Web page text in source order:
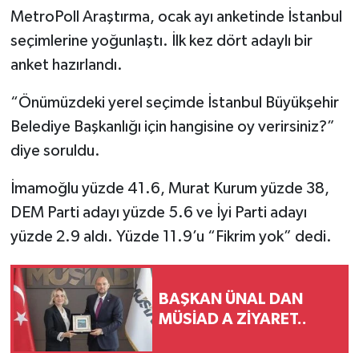
MetroPoll Araştırma, ocak ayı anketinde İstanbul
seçimlerine yoğunlaştı. İlk kez dört adaylı bir
anket hazırlandı.
“Önümüzdeki yerel seçimde İstanbul Büyükşehir
Belediye Başkanlığı için hangisine oy verirsiniz?”
diye soruldu.
İmamoğlu yüzde 41.6, Murat Kurum yüzde 38,
DEM Parti adayı yüzde 5.6 ve İyi Parti adayı
yüzde 2.9 aldı. Yüzde 11.9’u “Fikrim yok” dedi.
BAŞKAN ÜNAL DAN
MÜSİAD A ZİYARET..